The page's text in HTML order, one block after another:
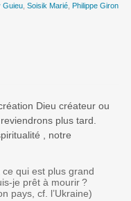
Guieu, Soisik Marié, Philippe Giron
Dieu créateur ou
plus tard.
, notre
ce qui est plus grand
je prêt à mourir ?
pays, cf. l’Ukraine)